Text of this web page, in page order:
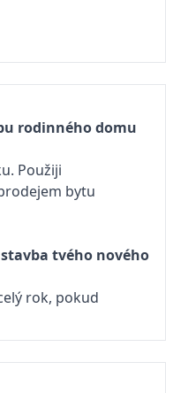
rodinného domu
Použiji
bytu
tvého nového
rok, pokud